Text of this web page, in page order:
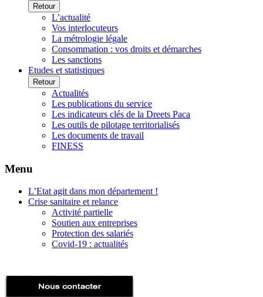
Retour
L’actualité
Vos interlocuteurs
La métrologie légale
Consommation : vos droits et démarches
Les sanctions
Etudes et statistiques
Retour
Actualités
Les publications du service
Les indicateurs clés de la Dreets Paca
Les outils de pilotage territorialisés
Les documents de travail
FINESS
Menu
L’Etat agit dans mon département !
Crise sanitaire et relance
Activité partielle
Soutien aux entreprises
Protection des salariés
Covid-19 : actualités